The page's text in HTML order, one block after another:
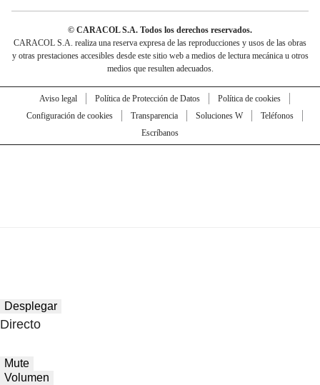
© CARACOL S.A. Todos los derechos reservados.
CARACOL S.A. realiza una reserva expresa de las reproducciones y usos de las obras
y otras prestaciones accesibles desde este sitio web a medios de lectura mecánica u otros
medios que resulten adecuados.
Aviso legal Política de Protección de Datos
Política de cookies
Configuración de cookies
Transparencia Soluciones W
Teléfonos
Escríbanos
Desplegar
Directo
Mute
Volumen